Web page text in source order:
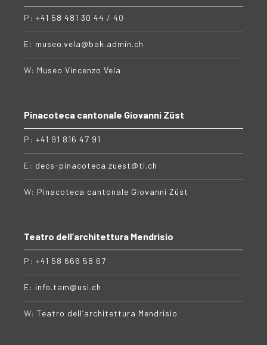
P: +41 58 481 30 44 / 40
E: museo.vela@bak.admin.ch
W: Museo Vincenzo Vela
Pinacoteca cantonale Giovanni Züst
P: +41 91 816 47 91
E: decs-pinacoteca.zuest@ti.ch
W: Pinacoteca cantonale Giovanni Züst
Teatro dell’architettura Mendrisio
P: +41 58 666 58 67
E: info.tam@usi.ch
W: Teatro dell’architettura Mendrisio